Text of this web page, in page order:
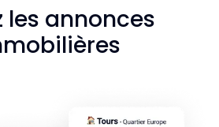
les annonces